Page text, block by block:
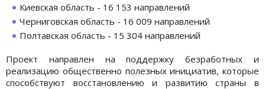
Киевская область - 16 153 направлений
Черниговская область - 16 009 направлений
Полтавская область - 15 304 направлений
Проект направлен на поддержку безработных и
реализацию общественно полезных инициатив, которые
способствуют восстановлению и развитию страны в